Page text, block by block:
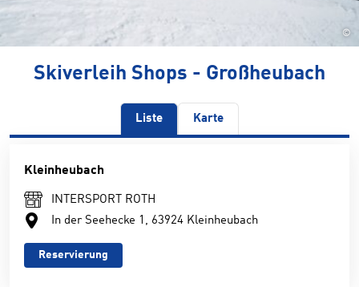
©
Skiverleih Shops - Großheubach
Liste Karte
Kleinheubach
INTERSPORT ROTH
In der Seehecke 1, 63924 Kleinheubach
Reservierung